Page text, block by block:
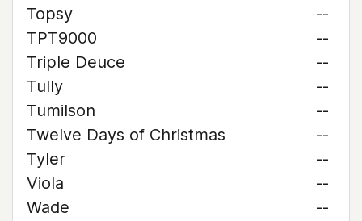
Topsy
--
TPT9000
--
Triple Deuce
--
Tully
--
Tumilson
--
Twelve Days of Christmas
--
Tyler
--
Viola
--
Wade
--